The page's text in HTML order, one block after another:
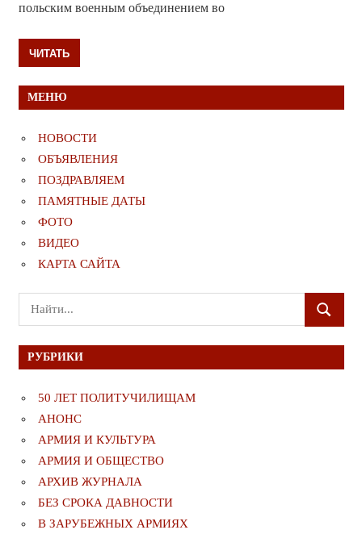
польским военным объединением во
ЧИТАТЬ
МЕНЮ
НОВОСТИ
ОБЪЯВЛЕНИЯ
ПОЗДРАВЛЯЕМ
ПАМЯТНЫЕ ДАТЫ
ФОТО
ВИДЕО
КАРТА САЙТА
Поиск
для:
ПОИСК
РУБРИКИ
50 ЛЕТ ПОЛИТУЧИЛИЩАМ
АНОНС
АРМИЯ И КУЛЬТУРА
АРМИЯ И ОБЩЕСТВО
АРХИВ ЖУРНАЛА
БЕЗ СРОКА ДАВНОСТИ
В ЗАРУБЕЖНЫХ АРМИЯХ